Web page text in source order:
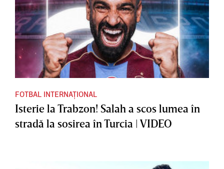
FOTBAL INTERNAȚIONAL
Isterie la Trabzon! Salah a scos lumea în
stradă la sosirea în Turcia | VIDEO